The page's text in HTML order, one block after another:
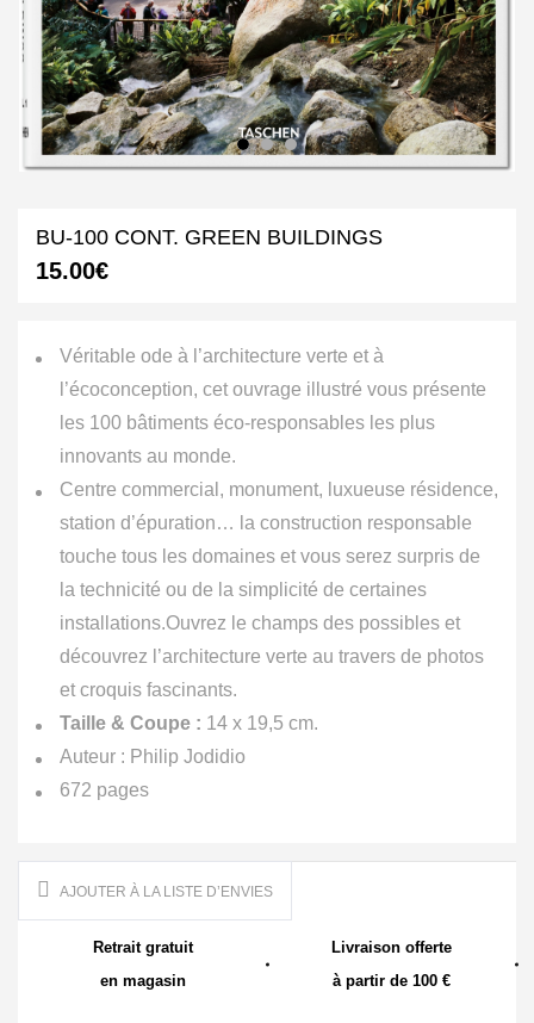
BU-100 CONT. GREEN BUILDINGS
15.00€
Véritable ode à l’architecture verte et à
l’écoconception, cet ouvrage illustré vous présente
les 100 bâtiments éco-responsables les plus
innovants au monde.
Centre commercial, monument, luxueuse résidence,
station d’épuration… la construction responsable
touche tous les domaines et vous serez surpris de
la technicité ou de la simplicité de certaines
installations.Ouvrez le champs des possibles et
découvrez l’architecture verte au travers de photos
et croquis fascinants.
Taille & Coupe : 14 x 19,5 cm.
Auteur : Philip Jodidio
672 pages
AJOUTER À LA LISTE D’ENVIES
Retrait gratuit
en magasin
Livraison offerte
à partir de 100 €